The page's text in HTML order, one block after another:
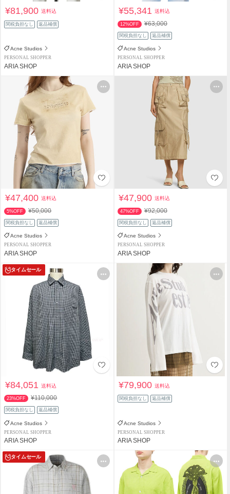
¥81,900送料込
関税負担なし 返品補償
Acne Studios
PERSONAL SHOPPER
ARIA SHOP
¥55,341送料込
12%OFF ¥63,000
関税負担なし 返品補償
Acne Studios
PERSONAL SHOPPER
ARIA SHOP
¥47,400送料込
5%OFF ¥50,000
関税負担なし 返品補償
Acne Studios
PERSONAL SHOPPER
ARIA SHOP
¥47,900送料込
47%OFF ¥92,000
関税負担なし 返品補償
Acne Studios
PERSONAL SHOPPER
ARIA SHOP
タイムセール
¥84,051送料込
23%OFF ¥110,000
関税負担なし 返品補償
Acne Studios
PERSONAL SHOPPER
ARIA SHOP
¥79,900送料込
関税負担なし 返品補償
Acne Studios
PERSONAL SHOPPER
ARIA SHOP
タイムセール